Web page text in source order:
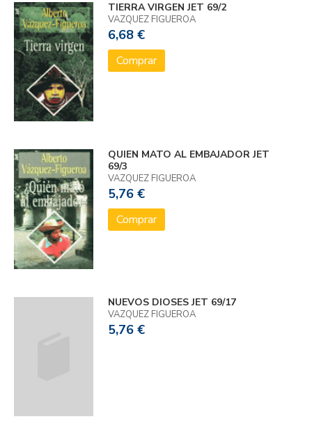
TIERRA VIRGEN JET 69/2
VAZQUEZ FIGUEROA
6,68 €
Comprar
QUIEN MATO AL EMBAJADOR JET
69/3
VAZQUEZ FIGUEROA
5,76 €
Comprar
NUEVOS DIOSES JET 69/17
VAZQUEZ FIGUEROA
5,76 €